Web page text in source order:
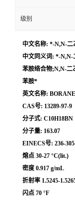
级别
中文名称: *-N,N-二
中文同义词: *-
苯胺络合物;N,N-二
苯胺*
英文名称:
CAS号: 13289-97-9
分子式: C10H18BN
分子量: 163.07
EINECS号: 236-
熔点 30-27 °C(lit.)
密度 0.917 g/mL
折射率 1.5245-
闪点 70 °F